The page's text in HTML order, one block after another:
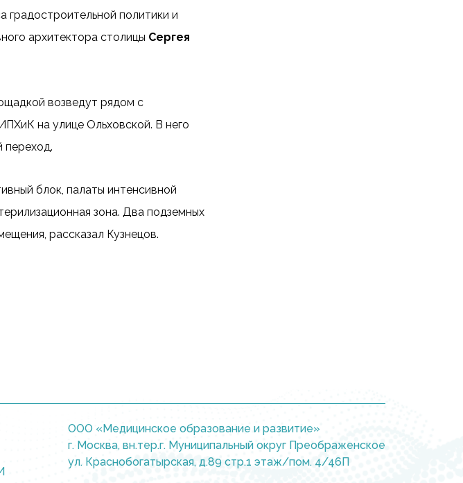
политики и
архитектора столицы Сергея
возведут рядом с
на улице Ольховской. В него
переход.
блок, палаты интенсивной
зона. Два подземных
рассказал Кузнецов.
ООО «Медицинское образование и развитие»
г. Москва, вн.тер.г. Муниципальный округ Преображенское
ул. Краснобогатырская, д.89 стр.1 этаж/пом. 4/46П